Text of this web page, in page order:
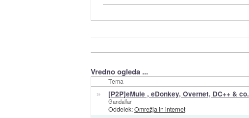
Vredno ogleda ...
Tema
» [P2P]eMule , eDonkey, Overnet, DC++ & co.
Gandalfar
Oddelek:Omrežja in internet